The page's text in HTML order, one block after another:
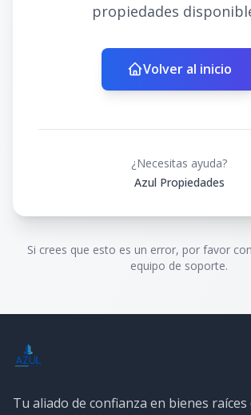
propiedades
Volver al inicio
¿Necesitas ayuda?
Azul Propiedades
Si crees que esto es un error, por favor
equipo de soporte.
Tu aliado de confianza en bienes raíces